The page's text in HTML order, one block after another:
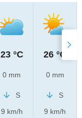
23 °C
0 mm
S
9 km/h
26 °C
0 mm
S
9 km/h